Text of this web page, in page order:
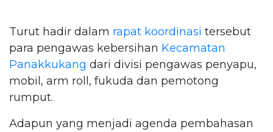
Turut hadir dalam rapat koordinasi tersebut
para pengawas kebersihan Kecamatan
Panakkukang dari divisi pengawas penyapu,
mobil, arm roll, fukuda dan pemotong
rumput.
Adapun yang menjadi agenda pembahasan